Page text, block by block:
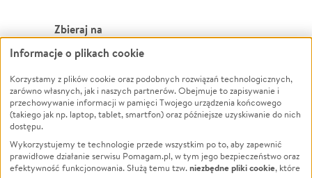
Zbieraj na
Leczenie
Zwierzęta
Pożar
Ukraina
Pomoc Finansowa
Projekty
Powódź
Wichura
NGO
Edukacja
Podróż
Informacje o plikach cookie
Korzystamy z plików cookie oraz podobnych rozwiązań technologicznych,
zarówno własnych, jak i naszych partnerów. Obejmuje to zapisywanie i
przechowywanie informacji w pamięci Twojego urządzenia końcowego
(takiego jak np. laptop, tablet, smartfon) oraz późniejsze uzyskiwanie do nich
dostępu.
Wykorzystujemy te technologie przede wszystkim po to, aby zapewnić
prawidłowe działanie serwisu Pomagam.pl, w tym jego bezpieczeństwo oraz
efektywność funkcjonowania. Służą temu tzw.niezbędne pliki cookie, które